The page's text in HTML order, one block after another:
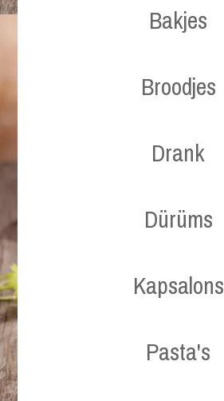
Bakjes
Broodjes
Drank
Dürüms
Kapsalons
Pasta's